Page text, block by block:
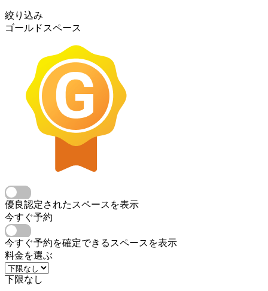
絞り込み
ゴールドスペース
優良認定されたスペースを表示
今すぐ予約
今すぐ予約を確定できるスペースを表示
料金を選ぶ
下限なし